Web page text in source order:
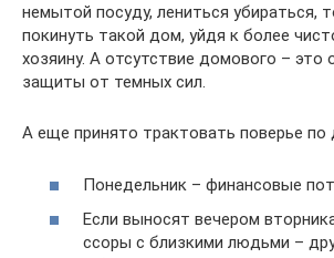
немытой посуду, лениться убираться,
покинуть такой дом, уйдя к более
хозяину. А отсутствие домового – это
защиты от темных сил.
А еще принято трактовать поверье по
Понедельник – финансовые
Если выносят вечером
ссоры с близкими людьми –